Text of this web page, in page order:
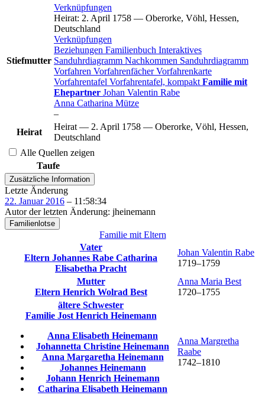
Stiefmutter
Verknüpfungen
Heirat: 2. April 1758 — Oberorke, Vöhl, Hessen,
Deutschland
Verknüpfungen
Beziehungen Familienbuch Interaktives
Sanduhrdiagramm Nachkommen Sanduhrdiagramm
Vorfahren VorfahrenfächerVorfahrenkarte
Vorfahrentafel Vorfahrentafel, kompakt Familie mit
Ehepartner Johan Valentin Rabe
Anna Catharina Mütze
–
Heirat
Heirat — 2. April 1758 — Oberorke, Vöhl, Hessen,
Deutschland
Alle Quellen zeigen
Taufe
Zusätzliche Information
Letzte Änderung
22. Januar 2016 – 11:58:34
Autor der letzten Änderung: jheinemann
Familienlotse
Familie mit Eltern
Vater
Eltern Johannes Rabe Catharina
Elisabetha Pracht
Johan Valentin Rabe
1719–1759
Mutter
Eltern Henrich Wolrad Best
Anna Maria Best
1720–1755
ältere Schwester
Familie Jost Henrich Heinemann
Anna Elisabeth Heinemann
Johannetta Christine Heinemann
Anna Margaretha Heinemann
Johannes Heinemann
Johann Henrich Heinemann
Catharina Elisabeth Heinemann
Anna Margretha
Raabe
1742–1810